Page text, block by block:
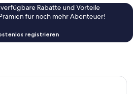
Rabatte und Vorteile
für noch mehr Abenteuer!
registrieren